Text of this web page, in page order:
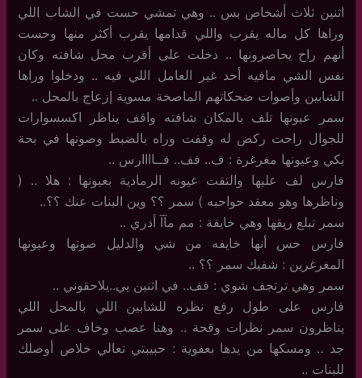
اثنين ثلاث أشخاص بس .. وهي تمشي حست في الشاب اللي
وراها كل ماله يقرب واللي قدامها يقرب أكثر منها وحست
أنهم راح يحاصرونها .. دخلت على أقرب محل شافته وكان
نفس الشي مافيه أحد غير العامل اللي فيه .. ودخلوا وراها
الشابين وأصوات ضحكاتهم الماصخة مسوية إزعاج بالمحل ..
سمر عيونها تلف بالمكان شافته واقف يناظر اكسسوارات
للجوال راحت ركض له وقفت وراه بالضبط وصوتها في بحة
بكي وعيونها مغرغرة : ف.. فف.. فــاااارس ..
فارس لف عليها والتقت عيونه الرمادية بعيونها : هلا .. (
وناظرها وهو معقد حواحبه ) سمر ؟؟ وين البنات عنك ؟؟..
سمر تبلع ريقها وهي خايفة : مم مآآ أدري ..
فارس حس أنها خايفه من شي والدليل صوتها وعيونها
المغرغرين : شفيك سمر ؟؟ ..
سمر وهي ترتجف شوي : فف.. في اثنين يي..يلاحقوني ..
فارس على طول رفع نظره للشابين اللي بالمحل اللي
يناظرون سمر نظرات وقحة .. وهنا عصب وخاف على سمر
جد .. ومسكها من يدها بعفوية : حبيبتي تعالي خلاص أوصلك
للبنات ..